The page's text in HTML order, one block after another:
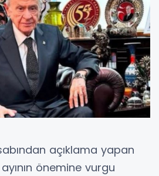
açıklama yapan
önemine vurgu